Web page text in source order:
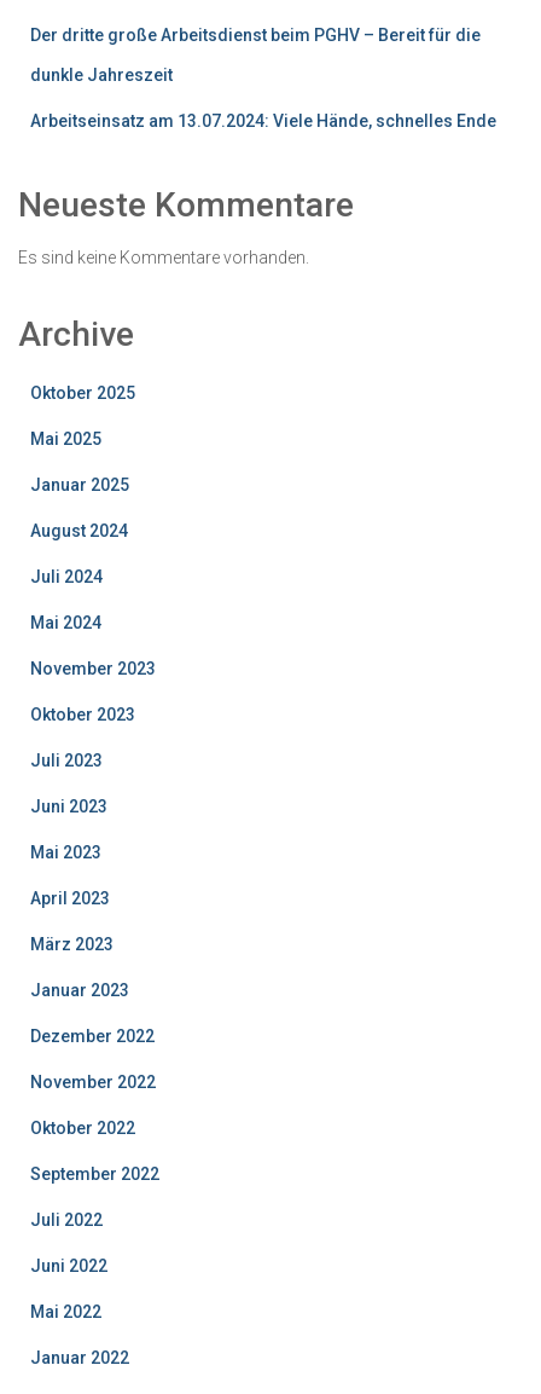
Der dritte große Arbeitsdienst beim PGHV – Bereit für die
dunkle Jahreszeit
Arbeitseinsatz am 13.07.2024: Viele Hände, schnelles Ende
Neueste Kommentare
Es sind keine Kommentare vorhanden.
Archive
Oktober 2025
Mai 2025
Januar 2025
August 2024
Juli 2024
Mai 2024
November 2023
Oktober 2023
Juli 2023
Juni 2023
Mai 2023
April 2023
März 2023
Januar 2023
Dezember 2022
November 2022
Oktober 2022
September 2022
Juli 2022
Juni 2022
Mai 2022
Januar 2022